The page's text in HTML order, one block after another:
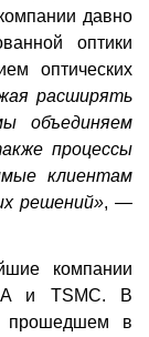
давно
оптики
оптических
расширять
объединяем
процессы
клиентам
решений», —
компании
и TSMC. В
прошедшем в